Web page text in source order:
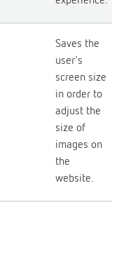
Saves the
user's
screen size
in order to
adjust the
size of
images on
the
website.